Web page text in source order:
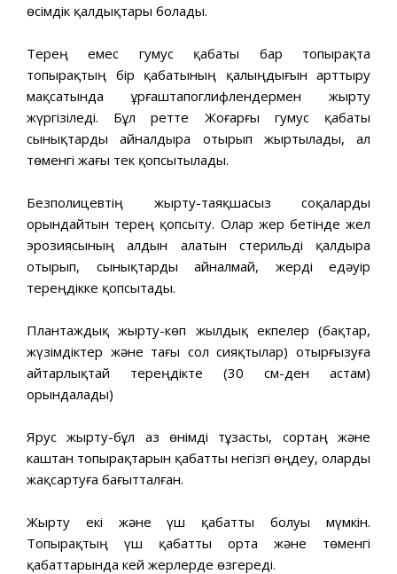
өсімдік қалдықтары болады.
Терең емес гумус қабаты бар топырақта
топырақтың бір қабатының қалыңдығын арттыру
мақсатында ұрғаштапоглифлендермен жырту
жүргізіледі. Бұл ретте Жоғарғы гумус қабаты
сынықтарды айналдыра отырып жыртылады, ал
төменгі жағы тек қопсытылады.
Безполицевтің жырту-таяқшасыз соқаларды
орындайтын терең қопсыту. Олар жер бетінде жел
эрозиясының алдын алатын стерильді қалдыра
отырып, сынықтарды айналмай, жерді едәуір
тереңдікке қопсытады.
Плантаждық жырту-көп жылдық екпелер (бақтар,
жүзімдіктер және тағы сол сияқтылар) отырғызуға
айтарлықтай тереңдікте (30 см-ден астам)
орындалады)
Ярус жырту-бұл аз өнімді тұзасты, сортаң және
каштан топырақтарын қабатты негізгі өңдеу, оларды
жақсартуға бағытталған.
Жырту екі және үш қабатты болуы мүмкін.
Топырақтың үш қабатты орта және төменгі
қабаттарында кей жерлерде өзгереді.